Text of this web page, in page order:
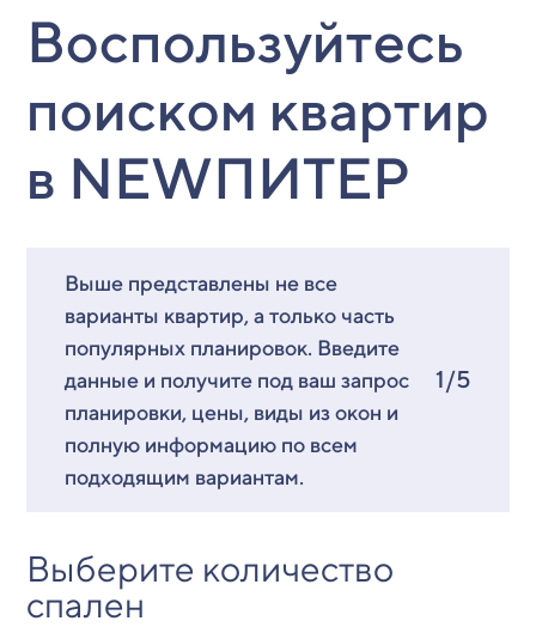
Воспользуйтесь
поиском квартир
в NEWПИТЕР
Выше представлены не все
варианты квартир, а только часть
популярных планировок. Введите
данные и получите под ваш запрос
планировки, цены, виды из окон и
полную информацию по всем
подходящим вариантам.
1/5
Выберите количество
спален